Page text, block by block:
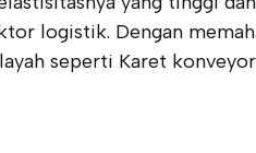
logistik. Dengan
seperti Karet konveyor